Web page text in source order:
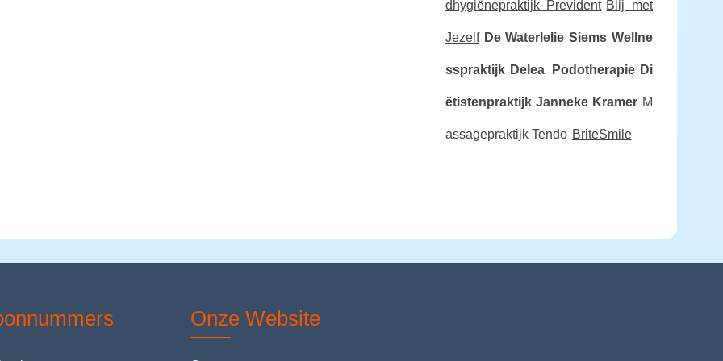
dhygiënepraktijk Prevident Blij met
Jezelf De Waterlelie Siems Wellne
sspraktijk Delea Podotherapie Di
ëtistenpraktijk Janneke Kramer M
assagepraktijk Tendo BriteSmile
Onze Website